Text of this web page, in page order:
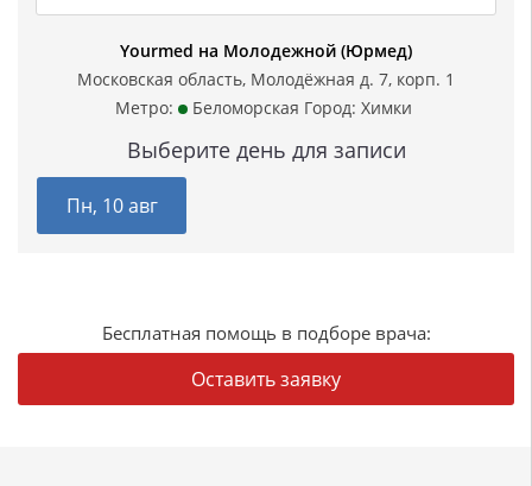
Yourmed на Молодежной (Юрмед)
Московская область, Молодёжная д. 7, корп. 1
Метро:
Беломорская Город: Химки
Выберите день для записи
Пн, 10 авг
Бесплатная помощь в подборе врача:
Оставить заявку